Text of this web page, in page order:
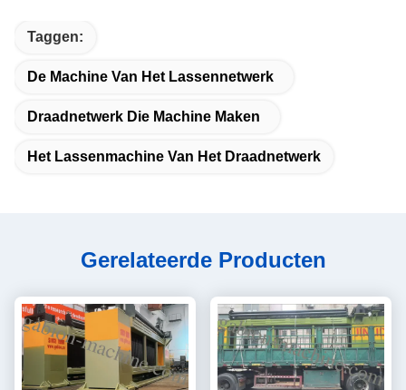
Taggen:
De Machine Van Het Lassennetwerk
Draadnetwerk Die Machine Maken
Het Lassenmachine Van Het Draadnetwerk
Gerelateerde Producten